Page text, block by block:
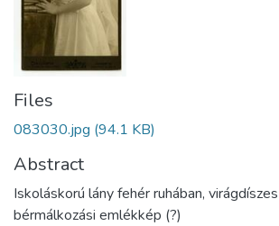
Files
083030.jpg (94.1 KB)
Abstract
Iskoláskorú lány fehér ruhában,
bérmálkozási emlékkép (?)